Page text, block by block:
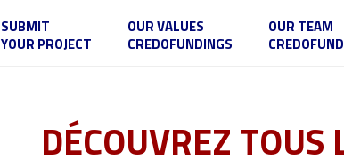
SUBMIT
YOUR PROJECT
OUR VALUES
CREDOFUNDINGS
OUR TEAM
DÉCOUVREZ TOUS